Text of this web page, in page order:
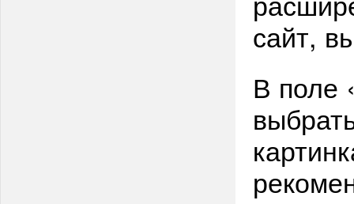
сайт,
В поле